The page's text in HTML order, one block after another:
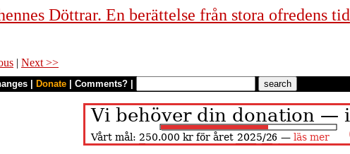
Döttrar. En berättelse från stora ofredens tid
| Next >>
Donate Comments?